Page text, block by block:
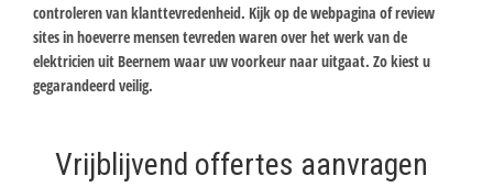
controleren van klanttevredenheid. Kijk op de webpagina of review
sites in hoeverre mensen tevreden waren over het werk van de
elektricien uit Beernem waar uw voorkeur naar uitgaat. Zo kiest u
gegarandeerd veilig.
Vrijblijvend offertes aanvragen